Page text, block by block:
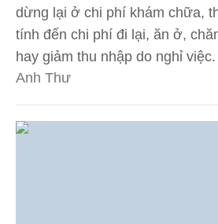
dừng lại ở chi phí khám chữa,
tính đến chi phí đi lại, ăn ở,
hay giảm thu nhập do nghỉ việc.
Anh Thư